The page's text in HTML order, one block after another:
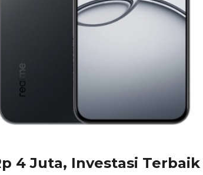
4 Juta, Investasi Terbaik